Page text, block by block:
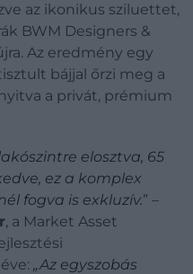
az ikonikus sziluettet,
BWM Designers &
Az eredmény egy
bájjal őrzi meg a
a privát, prémium
elosztva, 65
ez a komplex
fogva is exkluzív.” –
, a Market Asset
„Az egyszobás